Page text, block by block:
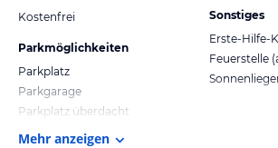
Kostenfrei
Parkmöglichkeiten
Parkplatz
Parkgarage
Parkplatz überdacht
Sonstiges
Erste-Hilfe-
Feuerstelle
Mehr anzeigen